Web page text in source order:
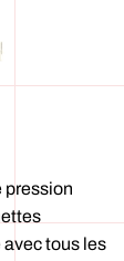
pression
tous les